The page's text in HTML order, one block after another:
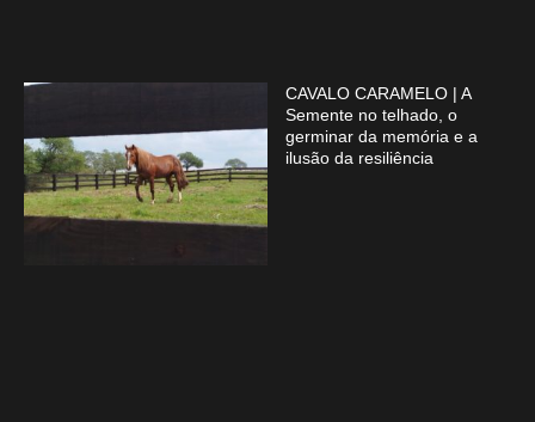
CAVALO CARAMELO | A
Semente no telhado, o
germinar da memória e a
ilusão da resiliência